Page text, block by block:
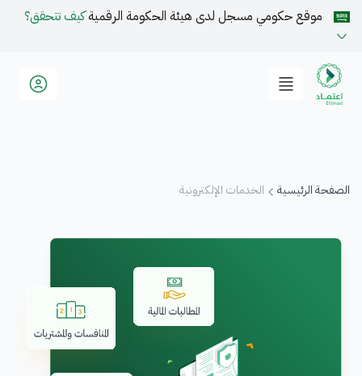
موقع حكومي مسجل لدى هيئة الحكومة الرقميةكيف تتحقق؟
الصفحة الرئيسية الخدمات الإلكترونية